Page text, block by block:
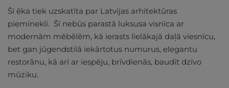
Šī ēka tiek uzskatīta par Latvijas arhitektūras
pieminekli. Šī nebūs parastā luksusa visnīca ar
modernām mēbēlēm, kā ierasts lielākajā daļā viesnīcu,
bet gan jūgendstilā iekārtotus numurus, elegantu
restorānu, kā arī ar iespēju, brīvdienās, baudīt dzīvo
mūziku.